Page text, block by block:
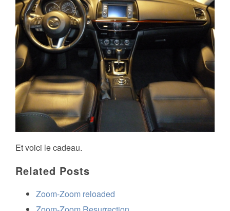
Et voici le cadeau.
Related Posts
Zoom-Zoom reloaded